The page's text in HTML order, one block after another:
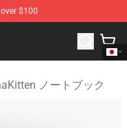
$100
Merchandise Store
ノートブック